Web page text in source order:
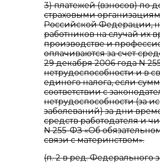
3) платежей (взносов) по
страховыми
Российской Федерации,
работников на случай их
производстве и
оплачиваются за счет
29 декабря 2006 года N
нетрудоспособности и в
единого налога, если
соответствии с
нетрудоспособности (за
заболеваний) за дни
средств работодателя и
N 255-ФЗ «Об
связи с материнством».
(п. 2 в ред. Федерального